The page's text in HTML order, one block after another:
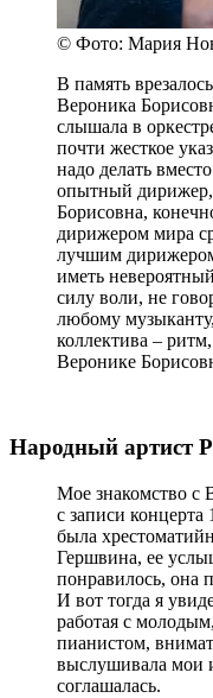
© Фото: Мария
В память
Вероника
слышала в
почти жесткое
надо делать
опытный дирижер,
Борисовна,
дирижером мира
лучшим
иметь
силу воли, не
любому
коллектива –
Веронике
Народный артист
Мое знакомство с
с записи концерта
была
Гершвина, ее
понравилось, она
И вот тогда я
работая с
пианистом,
выслушивала мои
соглашалась.